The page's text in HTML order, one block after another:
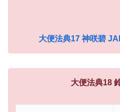
大便法典17 神咲碧
大便法典18